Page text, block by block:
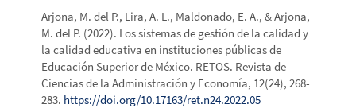
Arjona, M. del P., Lira, A. L., Maldonado, E. A., & Arjona,
M. del P. (2022). Los sistemas de gestión de la calidad y
la calidad educativa en instituciones públicas de
Educación Superior de México. RETOS. Revista de
Ciencias de la Administración y Economía, 12(24), 268-
283. https://doi.org/10.17163/ret.n24.2022.05